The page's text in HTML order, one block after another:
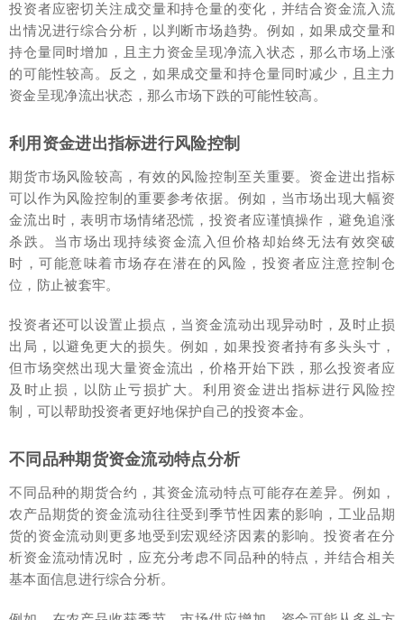
投资者应密切关注成交量和持仓量的变化，并结合资金流入流
出情况进行综合分析，以判断市场趋势。例如，如果成交量和
持仓量同时增加，且主力资金呈现净流入状态，那么市场上涨
的可能性较高。反之，如果成交量和持仓量同时减少，且主力
资金呈现净流出状态，那么市场下跌的可能性较高。
利用资金进出指标进行风险控制
期货市场风险较高，有效的风险控制至关重要。资金进出指标
可以作为风险控制的重要参考依据。例如，当市场出现大幅资
金流出时，表明市场情绪恐慌，投资者应谨慎操作，避免追涨
杀跌。当市场出现持续资金流入但价格却始终无法有效突破
时，可能意味着市场存在潜在的风险，投资者应注意控制仓
位，防止被套牢。
投资者还可以设置止损点，当资金流动出现异动时，及时止损
出局，以避免更大的损失。例如，如果投资者持有多头头寸，
但市场突然出现大量资金流出，价格开始下跌，那么投资者应
及时止损，以防止亏损扩大。利用资金进出指标进行风险控
制，可以帮助投资者更好地保护自己的投资本金。
不同品种期货资金流动特点分析
不同品种的期货合约，其资金流动特点可能存在差异。例如，
农产品期货的资金流动往往受到季节性因素的影响，工业品期
货的资金流动则更多地受到宏观经济因素的影响。投资者在分
析资金流动情况时，应充分考虑不同品种的特点，并结合相关
基本面信息进行综合分析。